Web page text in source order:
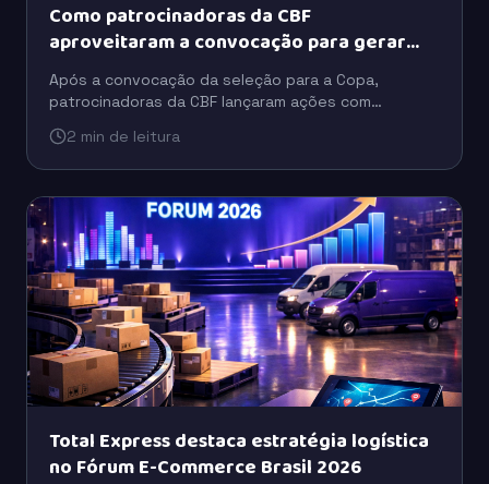
Como patrocinadoras da CBF
aproveitaram a convocação para gerar
buzz
Após a convocação da seleção para a Copa,
patrocinadoras da CBF lançaram ações com
engajamento do público.
2 min de leitura
Total Express destaca estratégia logística
no Fórum E-Commerce Brasil 2026